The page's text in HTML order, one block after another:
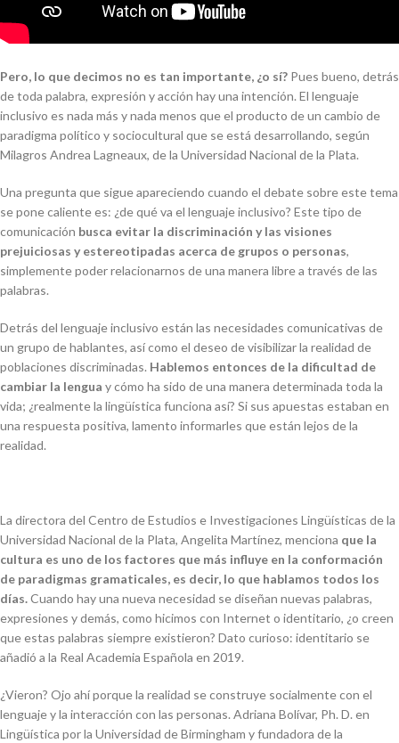
Pero, lo que decimos no es tan importante, ¿o sí? Pues bueno, detrás
de toda palabra, expresión y acción hay una intención. El lenguaje
inclusivo es nada más y nada menos que el producto de un cambio de
paradigma político y sociocultural que se está desarrollando, según
Milagros Andrea Lagneaux, de la Universidad Nacional de la Plata.
Una pregunta que sigue apareciendo cuando el debate sobre este tema
se pone caliente es: ¿de qué va el lenguaje inclusivo? Este tipo de
comunicación busca evitar la discriminación y las visiones
prejuiciosas y estereotipadas acerca de grupos o personas,
simplemente poder relacionarnos de una manera libre a través de las
palabras.
Detrás del lenguaje inclusivo están las necesidades comunicativas de
un grupo de hablantes, así como el deseo de visibilizar la realidad de
poblaciones discriminadas. Hablemos entonces de la dificultad de
cambiar la lengua y cómo ha sido de una manera determinada toda la
vida; ¿realmente la lingüística funciona así? Si sus apuestas estaban en
una respuesta positiva, lamento informarles que están lejos de la
realidad.
La directora del Centro de Estudios e Investigaciones Lingüísticas de la
Universidad Nacional de la Plata, Angelita Martínez, menciona que la
cultura es uno de los factores que más influye en la conformación
de paradigmas gramaticales, es decir, lo que hablamos todos los
días.Cuando hay una nueva necesidad se diseñan nuevas palabras,
expresiones y demás, como hicimos con Internet o identitario, ¿o creen
que estas palabras siempre existieron? Dato curioso: identitario se
añadió a la Real Academia Española en 2019.
¿Vieron? Ojo ahí porque la realidad se construye socialmente con el
lenguaje y la interacción con las personas. Adriana Bolívar, Ph. D. en
Lingüística por la Universidad de Birmingham y fundadora de la